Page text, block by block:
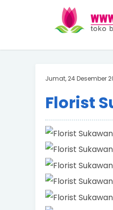
Jumat, 24 Desember
Florist